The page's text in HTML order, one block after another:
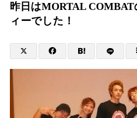
昨日はMORTAL
ィーでした！